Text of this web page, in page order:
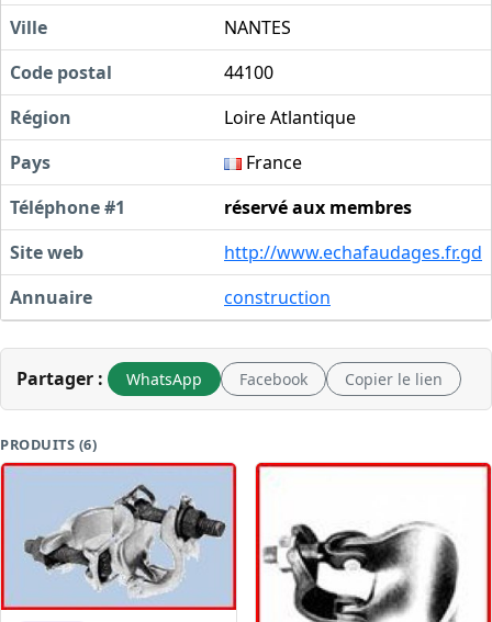
Ville
NANTES
Code postal
44100
Région
Loire Atlantique
Pays
France
Téléphone #1
réservé aux membres
Site web
http://www.echafaudages.fr.gd
Annuaire
construction
Partager : WhatsApp Facebook Copier le lien
PRODUITS (6)